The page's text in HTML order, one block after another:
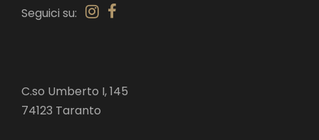
Seguici su:
C.so Umberto I, 145
74123 Taranto